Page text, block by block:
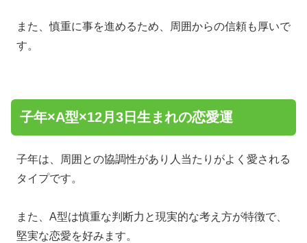
また、慎重に事を進めるため、周囲からの信頼も厚いで
す。
子年×A型×12月3日生まれの恋愛運
子年は、周囲との協調性があり人当たりがよく愛される
タイプです。
また、A型は慎重な判断力と現実的な考え方が特徴で、
堅実な恋愛を好みます。